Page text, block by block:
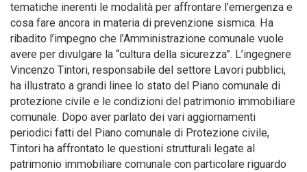
tematiche inerenti le modalità per affrontare l’emergenza e
cosa fare ancora in materia di prevenzione sismica. Ha
ribadito l’impegno che l’Amministrazione comunale vuole
avere per divulgare la “cultura della sicurezza”. L’ingegnere
Vincenzo Tintori, responsabile del settore Lavori pubblici,
ha illustrato a grandi linee lo stato del Piano comunale di
protezione civile e le condizioni del patrimonio immobiliare
comunale. Dopo aver parlato dei vari aggiornamenti
periodici fatti del Piano comunale di Protezione civile,
Tintori ha affrontato le questioni strutturali legate al
patrimonio immobiliare comunale con particolare riguardo